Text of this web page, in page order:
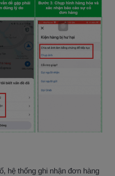
hệ thống ghi nhận đơn hàng